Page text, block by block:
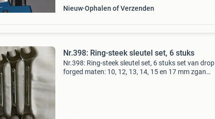
Nieuw Ophalen of Verzenden
Nr.398: Ring-steek sleutel set, 6 stuks
Nr.398: Ring-steek sleutel set, 6 stuks set van drop
forged maten: 10, 12, 13, 14, 15 en 17 mm zgan